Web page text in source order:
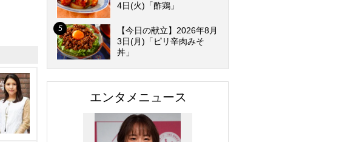
4日(火)「酢鶏」
【今日の献立】2026年8月
3日(月)「ピリ辛肉みそ
丼」
エンタメニュース